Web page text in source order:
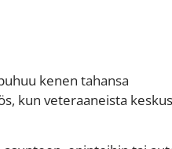
kenen tahansa
kun veteraaneista